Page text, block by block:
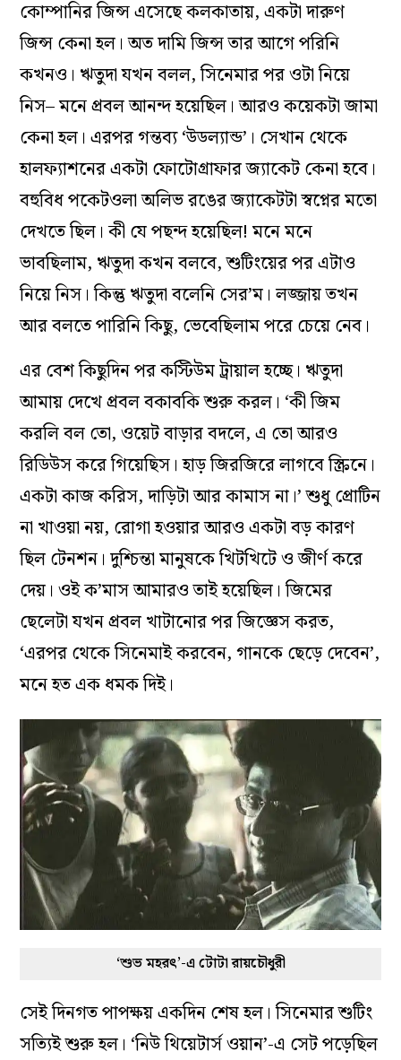
কোম্পানির জিন্স‌ এসেছে কলকাতায়, একটা দারুণ
জিন্স‌ কেনা হল। অত দামি জিন্স তার আগে পরিনি
কখনও। ঋতুদা যখন বলল, সিনেমার পর ওটা নিয়ে
নিস– মনে প্রবল আনন্দ হয়েছিল। আরও কয়েকটা জামা
কেনা হল। এরপর গন্তব‌্য ‘উডল‌্যান্ড’। সেখান থেকে
হালফ‌্যাশনের একটা ফোটোগ্রাফার জ‌্যাকেট কেনা হবে।
বহুবিধ পকেটওলা অলিভ রঙের জ‌্যাকেটটা স্বপ্নের মতো
দেখতে ছিল। কী যে পছন্দ হয়েছিল! মনে মনে
ভাবছিলাম, ঋতুদা কখন বলবে, শুটিংয়ের পর এটাও
নিয়ে নিস। কিন্তু ঋতুদা বলেনি সের’ম। লজ্জায় তখন
আর বলতে পারিনি কিছু, ভেবেছিলাম পরে চেয়ে নেব।
এর বেশ কিছুদিন পর কস্টিউম ট্রায়াল হচ্ছে। ঋতুদা
আমায় দেখে প্রবল বকাবকি শুরু করল। ‘কী জিম
করলি বল তো, ওয়েট বাড়ার বদলে, এ তো আরও
রিডিউস করে গিয়েছিস। হাড় জিরজিরে লাগবে স্ক্রিনে।
একটা কাজ করিস, দাড়িটা আর কামাস না।’ শুধু প্রোটিন
না খাওয়া নয়, রোগা হওয়ার আরও একটা বড় কারণ
ছিল টেনশন। দুশ্চিন্তা মানুষকে খিটখিটে ও জীর্ণ করে
দেয়। ওই ক’মাস আমারও তাই হয়েছিল। জিমের
ছেলেটা যখন প্রবল খাটানোর পর জিজ্ঞেস করত,
‘এরপর থেকে সিনেমাই করবেন, গানকে ছেড়ে দেবেন’,
মনে হত এক ধমক দিই।
‘শুভ মহরৎ’-এ টোটা রায়চৌধুরী
সেই দিনগত পাপক্ষয় একদিন শেষ হল। সিনেমার শুটিং
সত‌্যিই শুরু হল। ‘নিউ থিয়েটার্স ওয়ান’-এ সেট পড়েছিল